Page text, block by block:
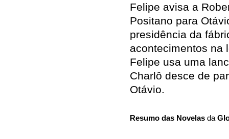
Felipe avisa a
Positano para
presidência da
acontecimentos na
Felipe usa uma
Charlô desce de
Otávio.
Resumo das Novelas da